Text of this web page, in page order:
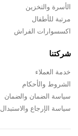
الأسرة والتخزين
مرتبة للأطفال
اكسسوارات الفراش
شركتنا
خدمة العملاء
الشروط والأحكام
سياسة الضمان والضمان
سياسة الإرجاع والاستبدال